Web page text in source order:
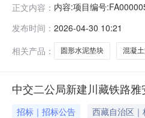
正文内容： 内容:项目编号
实，已具备招标条件，
安至林芝段两区
发布时间： 2026-04-30 10:21
相关产品：
圆形水泥垫块 混凝
中交二公局新建川藏铁路
招标｜招标公告 西藏自治区